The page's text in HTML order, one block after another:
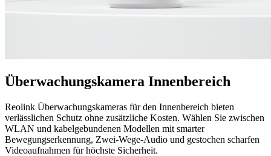
Überwachungskamera Innenbereich
Reolink Überwachungskameras für den Innenbereich bieten
verlässlichen Schutz ohne zusätzliche Kosten. Wählen Sie zwischen
WLAN und kabelgebundenen Modellen mit smarter
Bewegungserkennung, Zwei-Wege-Audio und gestochen scharfen
Videoaufnahmen für höchste Sicherheit.